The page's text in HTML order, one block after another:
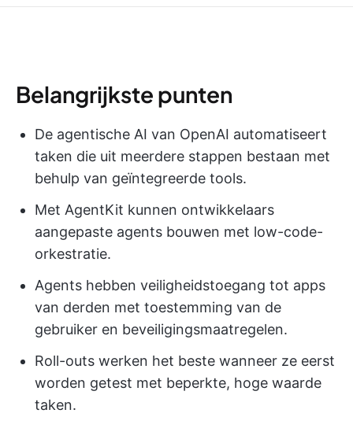
Belangrijkste punten
De agentische AI van OpenAI automatiseert
taken die uit meerdere stappen bestaan met
behulp van geïntegreerde tools.
Met AgentKit kunnen ontwikkelaars
aangepaste agents bouwen met low-code-
orkestratie.
Agents hebben veiligheidstoegang tot apps
van derden met toestemming van de
gebruiker en beveiligingsmaatregelen.
Roll-outs werken het beste wanneer ze eerst
worden getest met beperkte, hoge waarde
taken.